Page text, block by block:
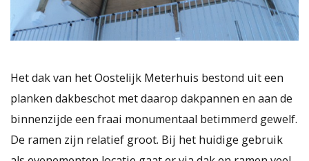
Het dak van het Oostelijk Meterhuis bestond uit een
planken dakbeschot met daarop dakpannen en aan de
binnenzijde een fraai monumentaal betimmerd gewelf.
De ramen zijn relatief groot. Bij het huidige gebruik